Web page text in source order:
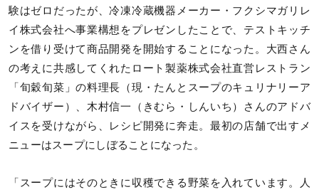
験はゼロだったが、冷凍冷蔵機器メーカー・フクシマガリレ
イ株式会社へ事業構想をプレゼンしたことで、テストキッチ
ンを借り受けて商品開発を開始することになった。大西さん
の考えに共感してくれたロート製薬株式会社直営レストラン
「旬穀旬菜」の料理長（現・たんとスープのキュリナリーア
ドバイザー）、木村信一（きむら・しんいち）さんのアドバ
イスを受けながら、レシピ開発に奔走。最初の店舗で出すメ
ニューはスープにしぼることになった。
「スープにはそのときに収穫できる野菜を入れています。人